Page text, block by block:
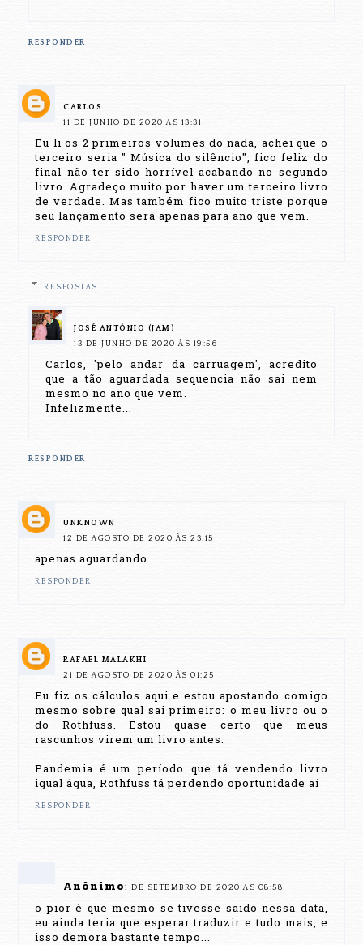
RESPONDER
CARLOS
11 DE JUNHO DE 2020 ÀS 13:31
Eu li os 2 primeiros volumes do nada, achei que o
terceiro seria " Música do silêncio", fico feliz do
final não ter sido horrível acabando no segundo
livro. Agradeço muito por haver um terceiro livro
de verdade. Mas também fico muito triste porque
seu lançamento será apenas para ano que vem.
RESPONDER
RESPOSTAS
JOSÉ ANTÔNIO (JAM)
13 DE JUNHO DE 2020 ÀS 19:56
Carlos, 'pelo andar da carruagem', acredito
que a tão aguardada sequencia não sai nem
mesmo no ano que vem.
Infelizmente...
RESPONDER
UNKNOWN
12 DE AGOSTO DE 2020 ÀS 23:15
apenas aguardando.....
RESPONDER
RAFAEL MALAKHI
21 DE AGOSTO DE 2020 ÀS 01:25
Eu fiz os cálculos aqui e estou apostando comigo
mesmo sobre qual sai primeiro: o meu livro ou o
do Rothfuss. Estou quase certo que meus
rascunhos virem um livro antes.
Pandemia é um período que tá vendendo livro
igual água, Rothfuss tá perdendo oportunidade aí
RESPONDER
Anônimo1 DE SETEMBRO DE 2020 ÀS 08:58
o pior é que mesmo se tivesse saido nessa data,
eu ainda teria que esperar traduzir e tudo mais, e
isso demora bastante tempo...